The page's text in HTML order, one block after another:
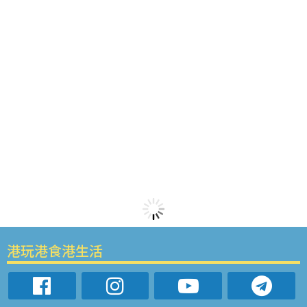
港玩港食港生活